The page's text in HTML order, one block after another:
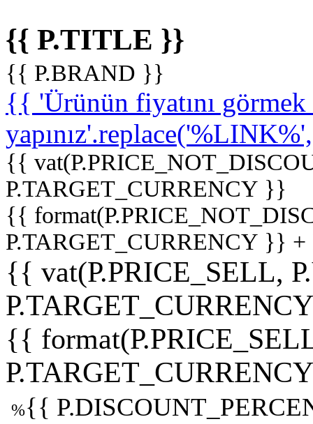
{{ P.TITLE }}
{{ P.BRAND }}
{{ 'Ürünün fiyatını
{{
P.TARGET_CURRENCY }}
{{
P.TARGET_CURRENCY }}
{{ vat(P.PRICE_SELL,
{{
%{{